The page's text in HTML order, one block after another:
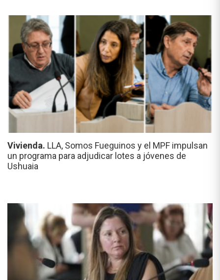
Vivienda. LLA, Somos Fueguinos y el MPF impulsan
un programa para adjudicar lotes a jóvenes de
Ushuaia